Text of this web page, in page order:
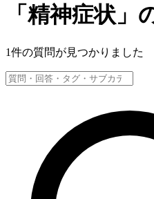
「 精神症状 」
1件の質問が見つかりました